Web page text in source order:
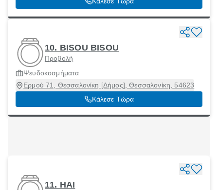
10. BISOU BISOU
Προβολή
Ψευδοκοσμήματα
Ερμού 71, Θεσσαλονίκη [Δήμος], Θεσσαλονίκη, 54623
Κάλεσε Τώρα
11. HAI